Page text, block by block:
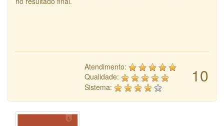
10
Atendimento:
Qualidade:
Sistema: